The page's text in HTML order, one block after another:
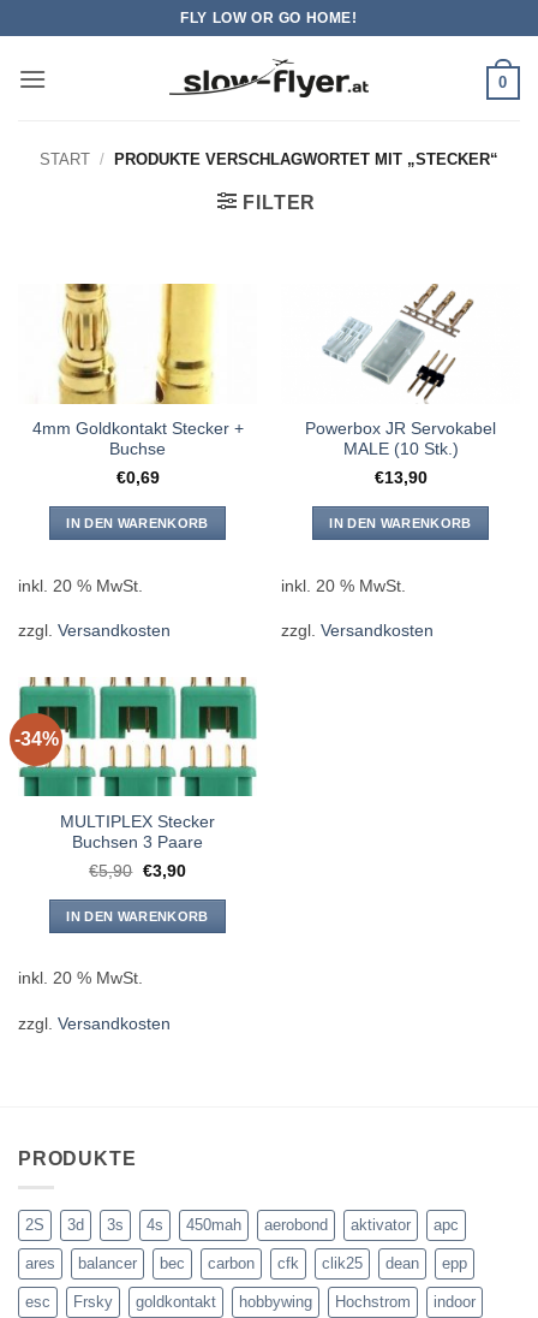
springen
FLY LOW OR GO HOME!
0
START / PRODUKTE VERSCHLAGWORTET MIT „STECKER“
FILTER
4mm Goldkontakt Stecker +
Buchse
€0,69
IN DEN WARENKORB
inkl. 20 % MwSt.
zzgl. Versandkosten
Powerbox JR Servokabel
MALE (10 Stk.)
€13,90
IN DEN WARENKORB
inkl. 20 % MwSt.
zzgl. Versandkosten
-34%
MULTIPLEX Stecker
Buchsen 3 Paare
€5,90 Ursprünglicher
Preis
war:
€5,90
€3,90Aktueller
ist:
€3,90.
IN DEN WARENKORB
inkl. 20 % MwSt.
zzgl. Versandkosten
PRODUKTE
2S 3d 3s 4s 450mah aerobond aktivator apc
ares balancer bec carbon cfk clik25 dean epp
esc Frsky goldkontakt hobbywing Hochstrom indoor